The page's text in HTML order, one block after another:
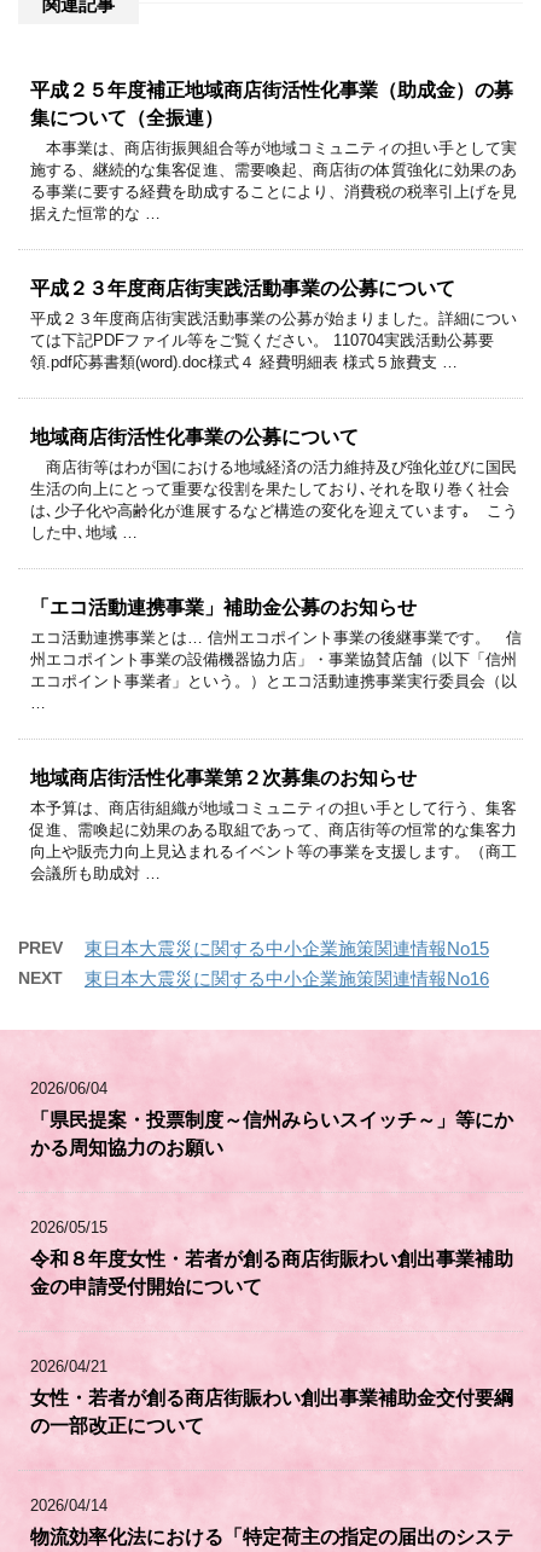
平成２５年度補正地域商店街活性化事業（助成金）の募
集について（全振連）
本事業は、商店街振興組合等が地域コミュニティの担い手として実
施する、継続的な集客促進、需要喚起、商店街の体質強化に効果のあ
る事業に要する経費を助成することにより、消費税の税率引上げを見
据えた恒常的な …
平成２３年度商店街実践活動事業の公募について
平成２３年度商店街実践活動事業の公募が始まりました。詳細につい
ては下記PDFファイル等をご覧ください。 110704実践活動公募要
領.pdf応募書類(word).doc様式４ 経費明細表 様式５旅費支 …
地域商店街活性化事業の公募について
商店街等はわが国における地域経済の活力維持及び強化並びに国民
生活の向上にとって重要な役割を果たしており､それを取り巻く社会
は､少子化や高齢化が進展するなど構造の変化を迎えています｡ こう
した中､地域 …
「エコ活動連携事業」補助金公募のお知らせ
エコ活動連携事業とは… 信州エコポイント事業の後継事業です。 信
州エコポイント事業の設備機器協力店」・事業協賛店舗（以下「信州
エコポイント事業者」という。）とエコ活動連携事業実行委員会（以
地域商店街活性化事業第２次募集のお知らせ
本予算は、商店街組織が地域コミュニティの担い手として行う、集客
促進、需喚起に効果のある取組であって、商店街等の恒常的な集客力
向上や販売力向上見込まれるイベント等の事業を支援します。（商工
会議所も助成対 …
PREV 東日本大震災に関する中小企業施策関連情報No15
NEXT 東日本大震災に関する中小企業施策関連情報No16
2026/06/04
「県民提案・投票制度～信州みらいスイッチ～」等にか
かる周知協力のお願い
2026/05/15
令和８年度女性・若者が創る商店街賑わい創出事業補助
金の申請受付開始について
2026/04/21
女性・若者が創る商店街賑わい創出事業補助金交付要綱
の一部改正について
2026/04/14
物流効率化法における「特定荷主の指定の届出のシステ